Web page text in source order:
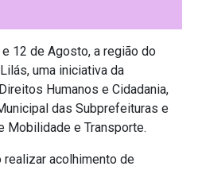
12 de Agosto, a região do
uma iniciativa da
Humanos e Cidadania,
das Subprefeituras e
Mobilidade e Transporte.
acolhimento de